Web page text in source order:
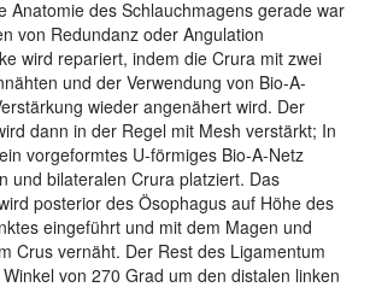
Anatomie des Schlauchmagens gerade war
von Redundanz oder Angulation
wird repariert, indem die Crura mit zwei
und der Verwendung von Bio-A-
wieder angenähert wird. Der
dann in der Regel mit Mesh verstärkt; In
vorgeformtes U-förmiges Bio-A-Netz
und bilateralen Crura platziert. Das
posterior des Ösophagus auf Höhe des
eingeführt und mit dem Magen und
Crus vernäht. Der Rest des Ligamentum
von 270 Grad um den distalen linken